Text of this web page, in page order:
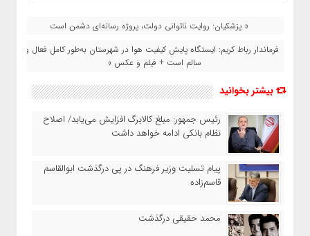
« پزشکیان: روایت ناتوانی دولت، پروژه رسانه‌ای دشمن است
فرماندار رباط‌ کریم: ایستگاه پایش کیفیت هوا در شهرستان به‌طور کامل فعال و
سالم است + فیلم و عکس »
بیشتر بخوانید
رئیس‌ جمهور: مبلغ کالابرگ افزایش می‌یابد/ اصلاح
نظام بانکی ادامه خواهد داشت
پیام تسلیت وزیر فرهنگ در پی درگذشت ابوالقاسم
قاسم‌زاده
محمد حقیقی درگذشت